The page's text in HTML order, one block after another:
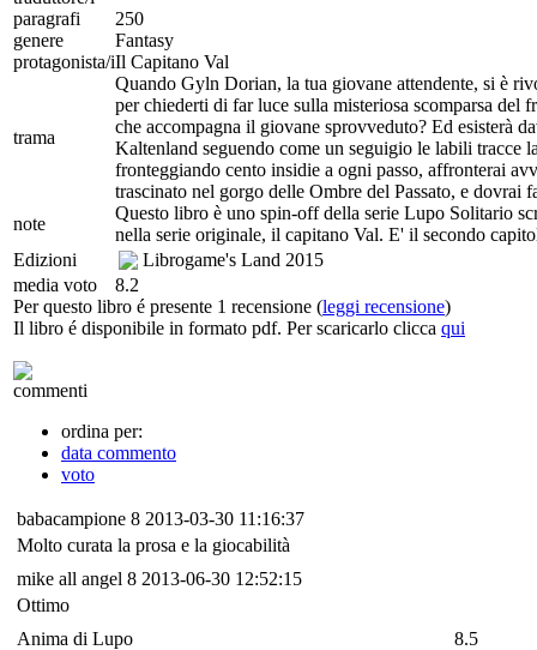
paragrafi
250
genere
Fantasy
protagonista/iIl Capitano Val
trama
Quando Gyln Dorian, la tua giovane attendente, si è
per chiederti di far luce sulla misteriosa scomparsa del
che accompagna il giovane sprovveduto? Ed esisterà
Kaltenland seguendo come un seguigio le labili tracce
fronteggiando cento insidie a ogni passo, affronterai
trascinato nel gorgo delle Ombre del Passato, e dovrai
note
Questo libro è uno spin-off della serie Lupo Solitario
nella serie originale, il capitano Val. E' il secondo
Edizioni
Librogame's Land 2015
media voto
8.2
Per questo libro é presente 1 recensione (leggi recensione)
Il libro é disponibile in formato pdf. Per scaricarlo clicca qui
commenti
ordina per:
data commento
voto
babacampione 8 2013-03-30 11:16:37
Molto curata la prosa e la giocabilità
mike all angel 8 2013-06-30 12:52:15
Ottimo
Anima di Lupo
8.5